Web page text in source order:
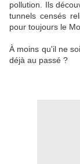
pollution. Ils
tunnels censés
pour toujours le
À moins qu'il ne
déjà au passé ?